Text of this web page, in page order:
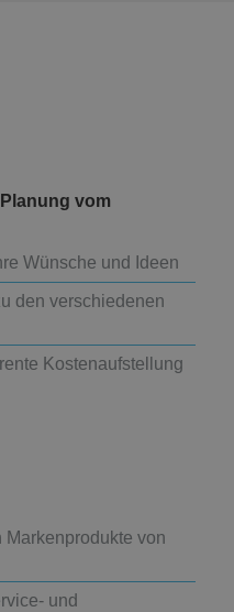
vom
Wünsche und Ideen
den verschiedenen
Kostenaufstellung
von
und